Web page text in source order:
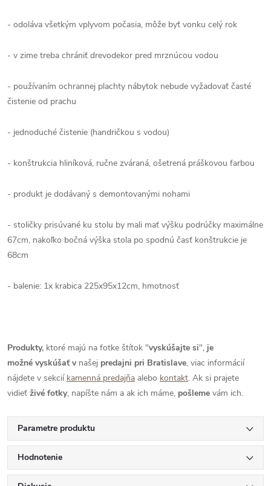
- odoláva všetkým vplyvom počasia, môže byť vonku celý rok
- v zime treba chrániť drevodekor pred mrznúcou vodou
- používaním ochrannej plachty nábytok nebude vyžadovať časté
čistenie od prachu
- jednoduché čistenie (handričkou s vodou)
- konštrukcia hliníková, ručne zváraná, ošetrená práškovou farbou
- produkt je dodávaný s demontovanými nohami
- stoličky prisúvané ku stolu by mali mať výšku podrúčky maximálne
67cm, nakoľko bočná výška stola po spodnú časť konštrukcie je
68cm
- balenie: 1x krabica 225x95x12cm, hmotnosť
Produkty, ktoré majú na fotke štítok "vyskúšajte si", je
možné vyskúšať v našej predajni pri Bratislave, viac informácií
nájdete v sekcií kamenná predajňa alebo kontakt. Ak si prajete
vidieť živé fotky, napíšte nám a ak ich máme, pošleme vám ich.
Parametre produktu
Hodnotenie